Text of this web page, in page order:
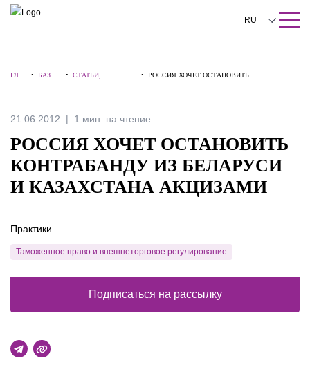
ПОИСК ПО САЙТУ Закрыть
RU
Italiano
Español
ГЛА
• БАЗА
•СТАТЬИ,
•РОССИЯ ХОЧЕТ ОСТАНОВИТЬ
21.06.2012 1 мин. на чтение
РОССИЯ ХОЧЕТ ОСТАНОВИТЬ
КОНТРАБАНДУ ИЗ БЕЛАРУСИ
И КАЗАХСТАНА АКЦИЗАМИ
Практики
Таможенное право и внешнеторговое регулирование
Подписаться на рассылку